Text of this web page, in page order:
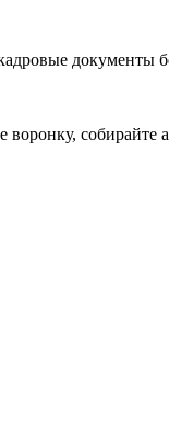
документы
воронку, собирайте